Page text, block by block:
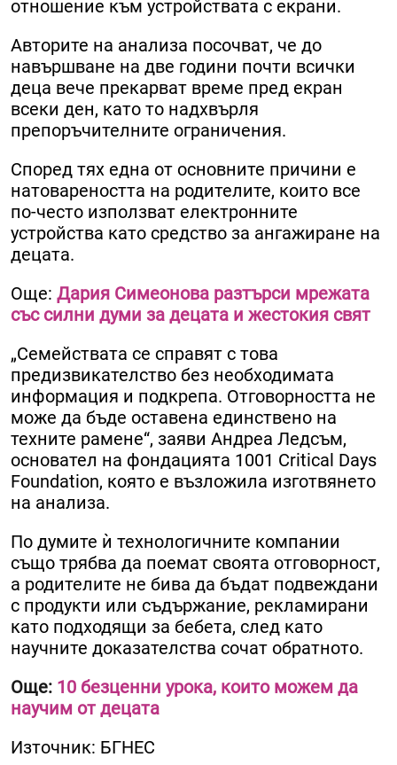
отношение към устройствата с екрани.
Авторите на анализа посочват, че до
навършване на две години почти всички
деца вече прекарват време пред екран
всеки ден, като то надхвърля
препоръчителните ограничения.
Според тях една от основните причини е
натовареността на родителите, които все
по-често използват електронните
устройства като средство за ангажиране на
децата.
Още: Дария Симеонова разтърси мрежата
със силни думи за децата и жестокия свят
„Семействата се справят с това
предизвикателство без необходимата
информация и подкрепа. Отговорността не
може да бъде оставена единствено на
техните рамене“, заяви Андреа Ледсъм,
основател на фондацията 1001 Critical Days
Foundation, която е възложила изготвянето
на анализа.
По думите ѝ технологичните компании
също трябва да поемат своята отговорност,
а родителите не бива да бъдат подвеждани
с продукти или съдържание, рекламирани
като подходящи за бебета, след като
научните доказателства сочат обратното.
Още: 10 безценни урока, които можем да
научим от децата
Източник: БГНЕС